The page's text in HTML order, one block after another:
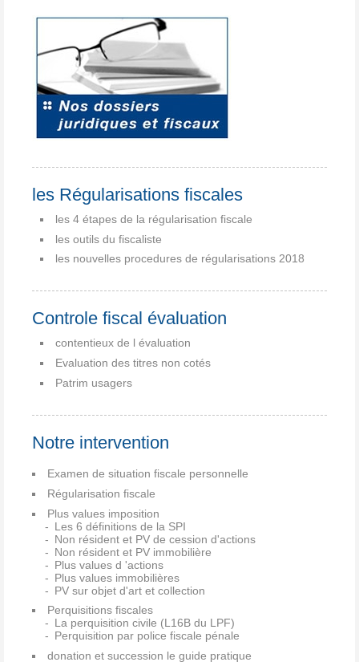
les Régularisations fiscales
les 4 étapes de la régularisation fiscale
les outils du fiscaliste
les nouvelles procedures de régularisations 2018
Controle fiscal évaluation
contentieux de l évaluation
Evaluation des titres non cotés
Patrim usagers
Notre intervention
Examen de situation fiscale personnelle
Régularisation fiscale
Plus values imposition
Les 6 définitions de la SPI
Non résident et PV de cession d'actions
Non résident et PV immobilière
Plus values d 'actions
Plus values immobilières
PV sur objet d'art et collection
Perquisitions fiscales
La perquisition civile (L16B du LPF)
Perquisition par police fiscale pénale
donation et succession le guide pratique